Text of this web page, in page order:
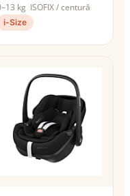
kg ISOFIX / centură
i-Size